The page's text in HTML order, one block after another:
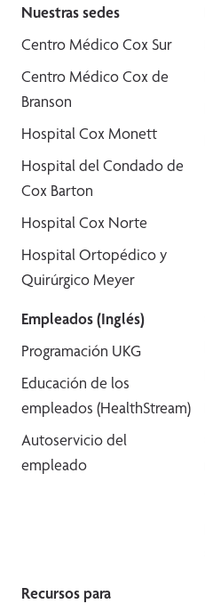
Nuestras sedes
Centro Médico Cox Sur
Centro Médico Cox de
Branson
Hospital Cox Monett
Hospital del Condado de
Cox Barton
Hospital Cox Norte
Hospital Ortopédico y
Quirúrgico Meyer
Empleados (Inglés)
Programación UKG
Educación de los
empleados (HealthStream)
Autoservicio del
empleado
Recursos para